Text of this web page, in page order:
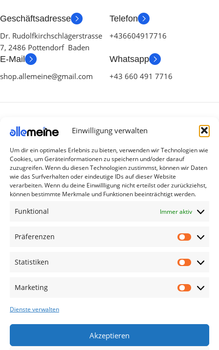
Einwilligung verwalten
Um dir ein optimales Erlebnis zu bieten, verwenden wir Technologien wie
Cookies, um Geräteinformationen zu speichern und/oder darauf
zuzugreifen. Wenn du diesen Technologien zustimmst, können wir Daten
wie das Surfverhalten oder eindeutige IDs auf dieser Website
verarbeiten. Wenn du deine Einwillligung nicht erteilst oder zurückziehst,
können bestimmte Merkmale und Funktionen beeinträchtigt werden.
Funktional Immer aktiv
Präferenzen
Statistiken
Marketing
Dienste verwalten
Akzeptieren
Geschäftsadresse
Dr. Rudolfkirchschlägerstrasse
7, 2486 Pottendorf Baden
Telefon
+436604917716
E-Mail
shop.allemeine@gmail.com
Whatsapp
+43 660 491 7716
Die Produkte, die Sie wünschen, aber nicht
erreichen können, sind gleichzeitig mit der
Welt hier.
Kategorien
Smartwatch Zubehör
Gamingsachen
Useful Links
Aktionen